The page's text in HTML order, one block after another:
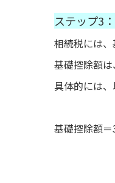
ステップ3
相続税には、
基礎控除額は
具体的には、
基礎控除額